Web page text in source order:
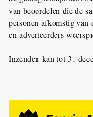
van beoordelen die de
personen afkomstig van
en adverteerders
Inzenden kan tot 31